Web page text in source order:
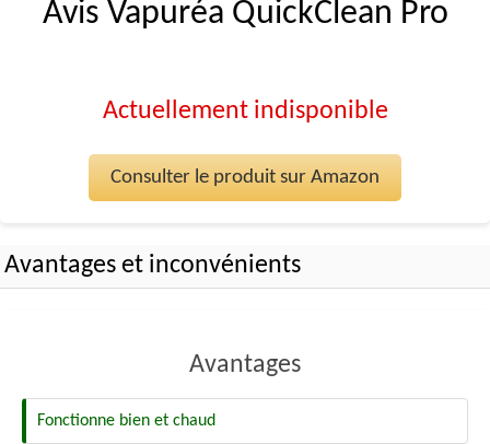
Avis Vapuréa QuickClean Pro
Actuellement indisponible
Consulter le produit sur Amazon
Avantages et inconvénients
Avantages
Fonctionne bien et chaud